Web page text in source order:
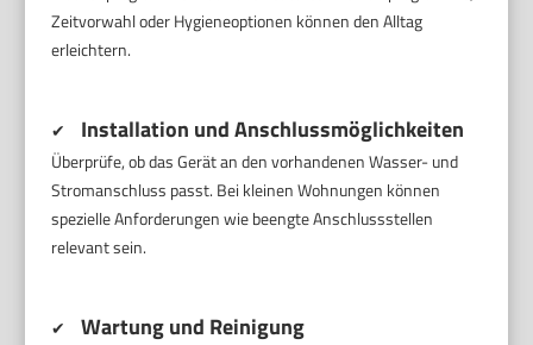
Zeitvorwahl oder Hygieneoptionen können den Alltag
erleichtern.
✔ Installation und Anschlussmöglichkeiten
Überprüfe, ob das Gerät an den vorhandenen Wasser- und
Stromanschluss passt. Bei kleinen Wohnungen können
spezielle Anforderungen wie beengte Anschlussstellen
relevant sein.
✔ Wartung und Reinigung